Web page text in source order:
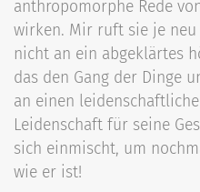
anthropomorphe Rede
wirken. Mir ruft sie je
nicht an ein abgeklärtes
das den Gang der Dinge
an einen
Leidenschaft für seine
sich einmischt, um
wie er ist!